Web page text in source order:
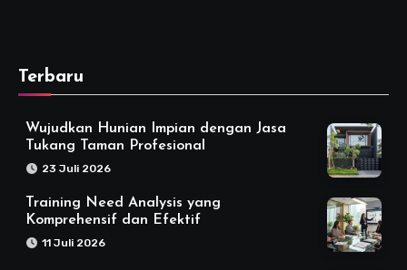
Terbaru
Wujudkan Hunian Impian dengan Jasa
Tukang Taman Profesional
23 Juli 2026
Training Need Analysis yang
Komprehensif dan Efektif
11 Juli 2026